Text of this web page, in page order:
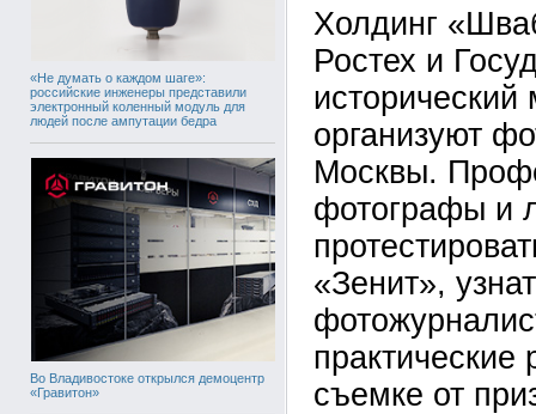
«Не думать о каждом шаге»:
российские инженеры представили
электронный коленный модуль для
людей после ампутации бедра
Во Владивостоке открылся демоцентр
«Гравитон»
Холдинг
Ростех и
исторический
организуют
Москвы.
фотографы и
«Зенит»,
съемке от